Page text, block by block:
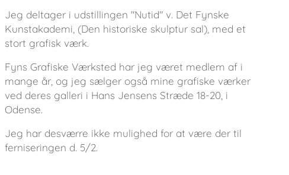
Jeg deltager i udstillingen "Nutid" v. Det Fynske
Kunstakademi, (Den historiske skulptur sal), med et
stort grafisk værk.
Fyns Grafiske Værksted har jeg været medlem af i
mange år, og jeg sælger også mine grafiske værker
ved deres galleri i Hans Jensens Stræde 18-20, i
Odense.
Jeg har desværre ikke mulighed for at være der til
ferniseringen d. 5/2.